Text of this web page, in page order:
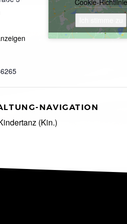
Cookie-Richtlinie
NAVIGATION
(Kin.)